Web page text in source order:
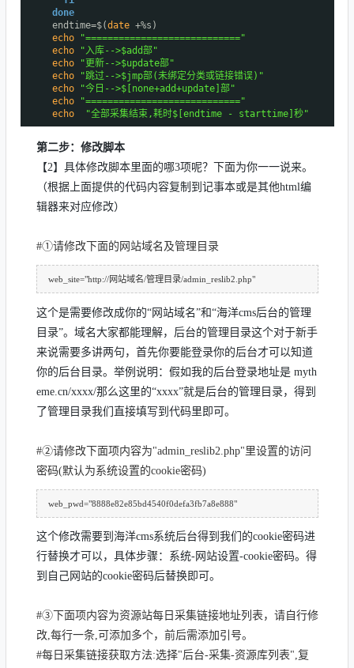
done
endtime=$(date +%s)
echo
"============================"
echo
"入库-->$add部"
echo
"更新-->$update部"
echo
"跳过-->$jmp部(未绑定分类或链接错误)"
echo
"今日-->$[none+add+update]部"
echo
"============================"
echo
"全部采集结束,耗时$[endtime - starttime]秒"
第二步：修改脚本
【2】具体修改脚本里面的哪3项呢？下面为你一一说来。
（根据上面提供的代码内容复制到记事本或是其他html编
辑器来对应修改）
#①请修改下面的网站域名及管理目录
web_site="http://网站域名/管理目录/admin_reslib2.php"
这个是需要修改成你的“网站域名”和“海洋cms后台的管理
目录”。域名大家都能理解，后台的管理目录这个对于新手
来说需要多讲两句，首先你要能登录你的后台才可以知道
你的后台目录。举例说明：假如我的后台登录地址是 myth
eme.cn/xxxx/那么这里的“xxxx”就是后台的管理目录，得到
了管理目录我们直接填写到代码里即可。
#②请修改下面项内容为"admin_reslib2.php"里设置的访问
密码(默认为系统设置的cookie密码)
web_pwd="8888e82e85bd4540f0defa3fb7a8e888"
这个修改需要到海洋cms系统后台得到我们的cookie密码进
行替换才可以，具体步骤：系统-网站设置-cookie密码。得
到自己网站的cookie密码后替换即可。
#③下面项内容为资源站每日采集链接地址列表，请自行修
改,每行一条,可添加多个，前后需添加引号。
#每日采集链接获取方法:选择"后台-采集-资源库列表",复